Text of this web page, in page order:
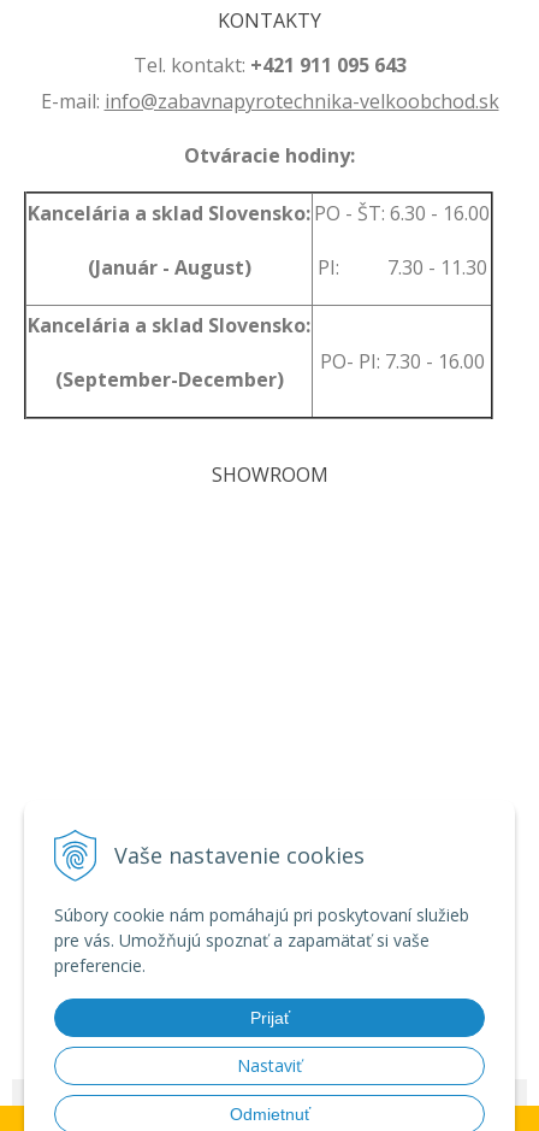
Vaše nastavenie cookies
Súbory cookie nám pomáhajú pri poskytovaní služieb
pre vás. Umožňujú spoznať a zapamätať si vaše
preferencie.
Prijať
Nastaviť
Odmietnuť
KONTAKTY
Tel. kontakt: +421 911 095 643
E-mail: info@zabavnapyrotechnika-velkoobchod.sk
Otváracie hodiny:
Kancelária a sklad Slovensko:
(Január - August)
PO - ŠT: 6.30 - 16.00
PI: 7.30 - 11.30
Kancelária a sklad Slovensko:
(September-December)
PO- PI: 7.30 - 16.00
SHOWROOM
© 2026 Zábavná pyrotechnika - veľkoobchod •
e-shop Pohoda
UPOZORNENIE: dátum plánovaného doručenia platí pre doručenie